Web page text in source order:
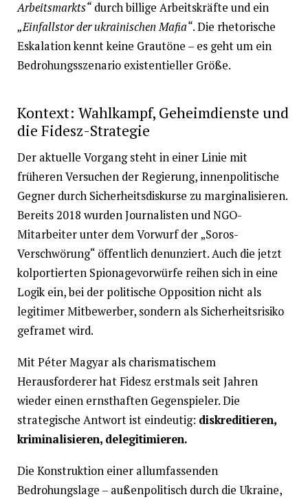
Arbeitsmarkts“durch billige Arbeitskräfte und ein
„Einfallstor der ukrainischen Mafia“. Die rhetorische
Eskalation kennt keine Grautöne – es geht um ein
Bedrohungsszenario existentieller Größe.
Kontext: Wahlkampf, Geheimdienste und
die Fidesz-Strategie
Der aktuelle Vorgang steht in einer Linie mit
früheren Versuchen der Regierung, innenpolitische
Gegner durch Sicherheitsdiskurse zu marginalisieren.
Bereits 2018 wurden Journalisten und NGO-
Mitarbeiter unter dem Vorwurf der „Soros-
Verschwörung“ öffentlich denunziert. Auch die jetzt
kolportierten Spionagevorwürfe reihen sich in eine
Logik ein, bei der politische Opposition nicht als
legitimer Mitbewerber, sondern als Sicherheitsrisiko
geframet wird.
Mit Péter Magyar als charismatischem
Herausforderer hat Fidesz erstmals seit Jahren
wieder einen ernsthaften Gegenspieler. Die
strategische Antwort ist eindeutig: diskreditieren,
kriminalisieren, delegitimieren.
Die Konstruktion einer allumfassenden
Bedrohungslage – außenpolitisch durch die Ukraine,